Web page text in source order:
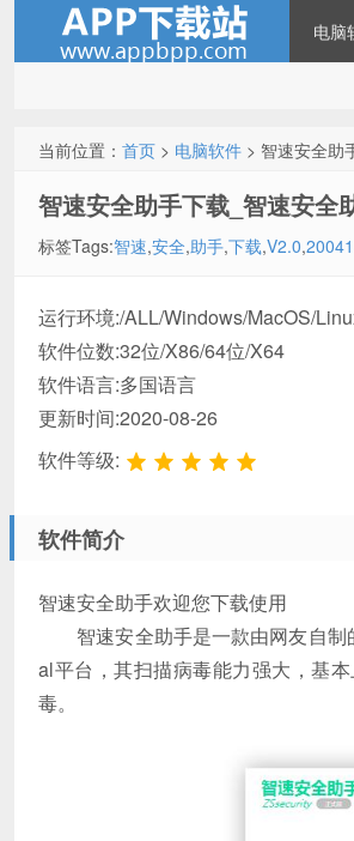
电脑
当前位置： 首页 > 电脑软件 > 智速安全助
智速安全助手下载_智速安全
标签Tags:智速,安全,助手,下载,V2.0,
运行环境:/ALL/Windows/MacOS/
软件位数:32位/X86/64位/X64
软件语言:多国语言
更新时间:2020-08-26
软件等级:
软件简介
智速安全助手欢迎您下载使用
智速安全助手是一款由网友自制
al平台，其扫描病毒能力强大，基
毒。